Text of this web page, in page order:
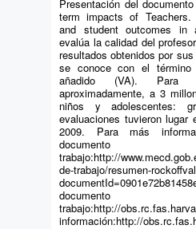
Presentación del
term impacts of Teachers.
and student outcomes in
evalúa la calidad del
resultados obtenidos por
se conoce con el
añadido (VA). Para
aproximadamente, a 3
niños y adolescentes:
evaluaciones tuvieron lugar
2009. Para más
trabajo:http://
de-trabajo/resumen-
trabajo:http://
información:http://